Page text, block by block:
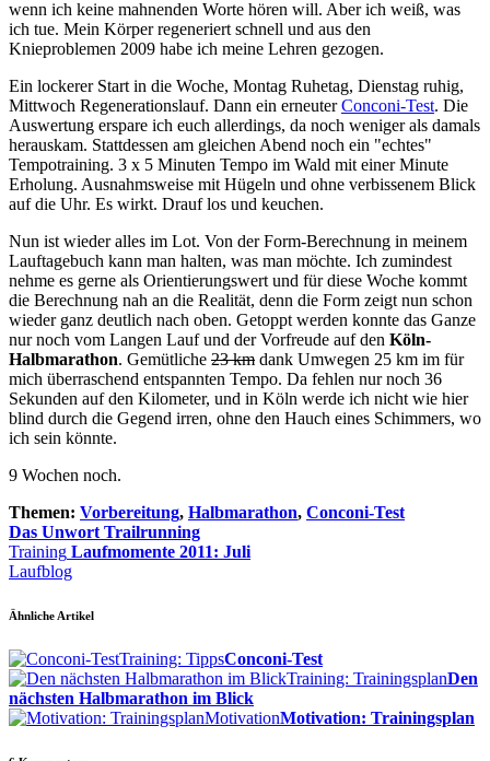
wenn ich keine mahnenden Worte hören will. Aber ich weiß, was
ich tue. Mein Körper regeneriert schnell und aus den
Knieproblemen 2009 habe ich meine Lehren gezogen.
Ein lockerer Start in die Woche, Montag Ruhetag, Dienstag ruhig,
Mittwoch Regenerationslauf. Dann ein erneuterConconi-Test. Die
Auswertung erspare ich euch allerdings, da noch weniger als damals
herauskam. Stattdessen am gleichen Abend noch ein "echtes"
Tempotraining. 3 x 5 Minuten Tempo im Wald mit einer Minute
Erholung. Ausnahmsweise mit Hügeln und ohne verbissenem Blick
auf die Uhr. Es wirkt. Drauf los und keuchen.
Nun ist wieder alles im Lot. Von der Form-Berechnung in meinem
Lauftagebuch kann man halten, was man möchte. Ich zumindest
nehme es gerne als Orientierungswert und für diese Woche kommt
die Berechnung nah an die Realität, denn die Form zeigt nun schon
wieder ganz deutlich nach oben. Getoppt werden konnte das Ganze
nur noch vom Langen Lauf und der Vorfreude auf den Köln-
Halbmarathon. Gemütliche 23 km dank Umwegen 25 km im für
mich überraschend entspannten Tempo. Da fehlen nur noch 36
Sekunden auf den Kilometer, und in Köln werde ich nicht wie hier
blind durch die Gegend irren, ohne den Hauch eines Schimmers, wo
ich sein könnte.
9 Wochen noch.
Themen: Vorbereitung, Halbmarathon, Conconi-Test
Das Unwort Trailrunning
Training Laufmomente 2011: Juli
Laufblog
Ähnliche Artikel
Training: TippsConconi-Test
Training: TrainingsplanDen
nächsten Halbmarathon im Blick
MotivationMotivation: Trainingsplan